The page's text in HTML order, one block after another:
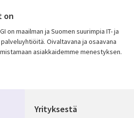
on
on maailman ja Suomen suurimpia IT- ja
Oivaltavana ja osaavana
asiakkaidemme menestyksen.
Yrityksestä